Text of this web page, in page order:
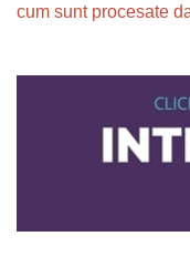
cum sunt procesate